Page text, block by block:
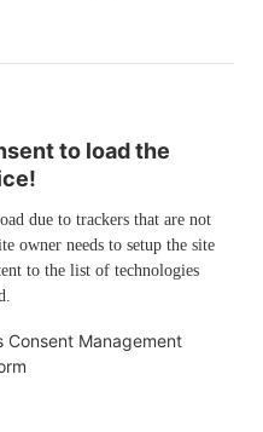
to load the
due to trackers that are not
owner needs to setup the site
to the list of technologies
Consent Management